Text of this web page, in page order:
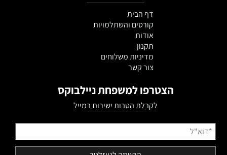
דף הבית
קורסים והשתלמויות
אודות
תקנון
מדיניות משלוחים
צור קשר
הצטרפו למשפחת ניילבוקס
לקבלת הטבות ישירות במייל